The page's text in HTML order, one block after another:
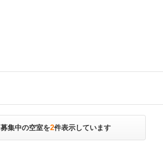
募集中の空室を2件表示しています